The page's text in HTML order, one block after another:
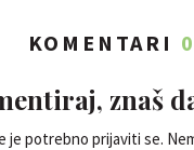
KOMENTARI 0
znaš
je potrebno prijaviti se.